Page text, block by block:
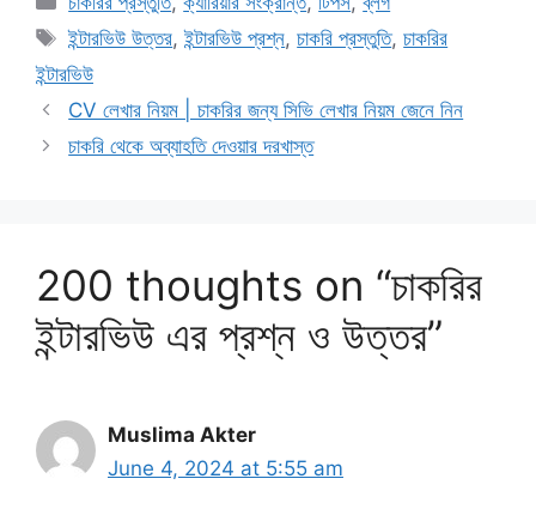
Tags
ইন্টারভিউ উত্তর,ইন্টারভিউ প্রশ্ন,চাকরি প্রস্তুতি,চাকরির
ইন্টারভিউ
CV লেখার নিয়ম | চাকরির জন্য সিভি লেখার নিয়ম জেনে নিন
চাকরি থেকে অব্যাহতি দেওয়ার দরখাস্ত
200 thoughts on “চাকরির
ইন্টারভিউ এর প্রশ্ন ও উত্তর”
Muslima Akter
June 4, 2024 at 5:55 am